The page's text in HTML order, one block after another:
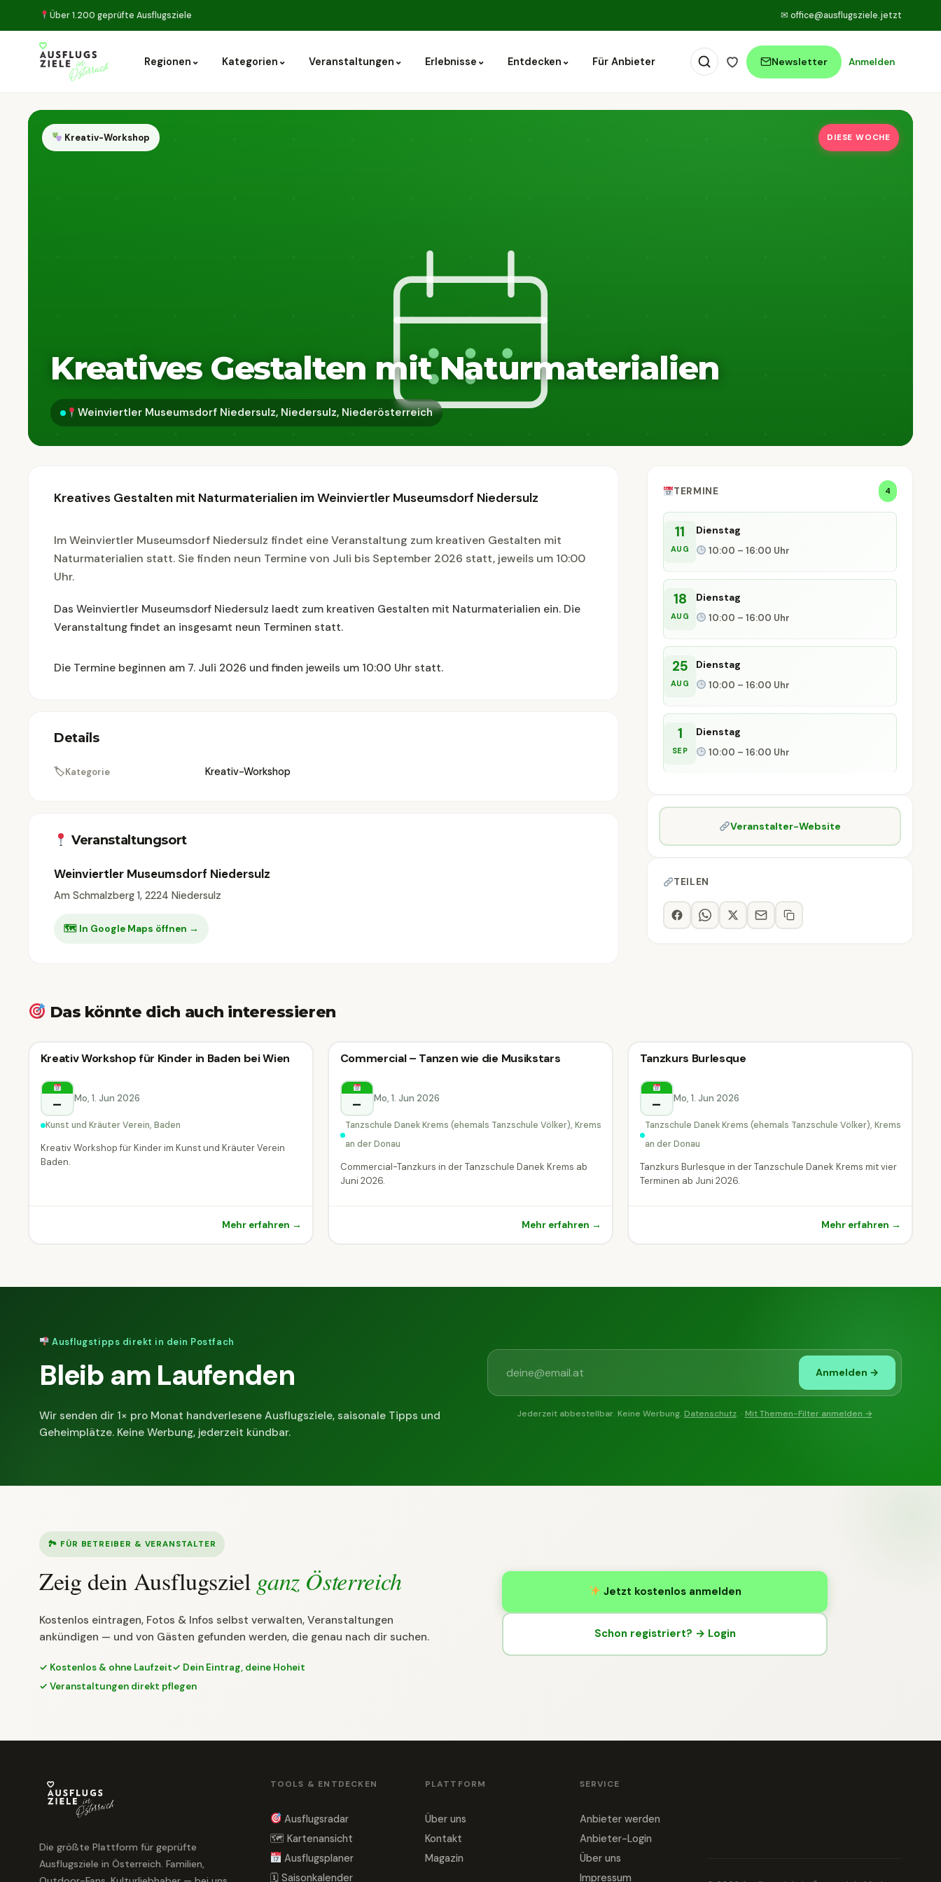
Über 1.200 geprüfte Ausflugsziele ✉ office@ausflugsziele.jetzt
Regionen ⌄ Kategorien ⌄ Veranstaltungen ⌄ Erlebnisse ⌄ Entdecken ⌄ Für Anbieter Newsletter Anmelden
Kreativ-Workshop DIESE WOCHE
Kreatives Gestalten mit Naturmaterialien
Weinviertler Museumsdorf Niedersulz, Niedersulz, Niederösterreich
Kreatives Gestalten mit Naturmaterialien im Weinviertler Museumsdorf Niedersulz
Im Weinviertler Museumsdorf Niedersulz findet eine Veranstaltung zum kreativen Gestalten mit
Naturmaterialien statt. Sie finden neun Termine von Juli bis September 2026 statt, jeweils um 10:00
Uhr.
Das Weinviertler Museumsdorf Niedersulz laedt zum kreativen Gestalten mit Naturmaterialien ein. Die
Veranstaltung findet an insgesamt neun Terminen statt.
Die Termine beginnen am 7. Juli 2026 und finden jeweils um 10:00 Uhr statt.
Details
🏷Kategorie Kreativ-Workshop
Veranstaltungsort
Weinviertler Museumsdorf Niedersulz
Am Schmalzberg 1, 2224 Niedersulz
🗺 In Google Maps öffnen →
TERMINE 4
11
AUG
Dienstag
10:00 – 16:00 Uhr
18
AUG
Dienstag
10:00 – 16:00 Uhr
25
AUG
Dienstag
10:00 – 16:00 Uhr
1
SEP
Dienstag
10:00 – 16:00 Uhr
Veranstalter-Website
TEILEN
Das könnte dich auch interessieren
Kreativ-Workshop
Baden
Kreativ-Workshop
Kreativ Workshop für Kinder in Baden bei Wien
– Mo, 1. Jun 2026
Kunst und Kräuter Verein, Baden
Kreativ Workshop für Kinder im Kunst und Kräuter Verein
Baden.
Mehr erfahren →
Kreativ-Workshop
Krems an der Donau
Kreativ-Workshop
Commercial – Tanzen wie die Musikstars
– Mo, 1. Jun 2026
Tanzschule Danek Krems (ehemals Tanzschule Völker), Krems
an der Donau
Commercial-Tanzkurs in der Tanzschule Danek Krems ab
Juni 2026.
Mehr erfahren →
Kreativ-Workshop
Krems an der Donau
Kreativ-Workshop
Tanzkurs Burlesque
– Mo, 1. Jun 2026
Tanzschule Danek Krems (ehemals Tanzschule Völker), Krems
an der Donau
Tanzkurs Burlesque in der Tanzschule Danek Krems mit vier
Terminen ab Juni 2026.
Mehr erfahren →
Ausflugstipps direkt in dein Postfach
Bleib am Laufenden
Wir senden dir 1× pro Monat handverlesene Ausflugsziele, saisonale Tipps und
Geheimplätze. Keine Werbung, jederzeit kündbar.
Anmelden →
Jederzeit abbestellbar. Keine Werbung. Datenschutz. · Mit Themen-Filter anmelden →
🏞 FÜR BETREIBER & VERANSTALTER
Zeig dein Ausflugsziel ganz Österreich
Kostenlos eintragen, Fotos & Infos selbst verwalten, Veranstaltungen
ankündigen — und von Gästen gefunden werden, die genau nach dir suchen.
✓ Kostenlos & ohne Laufzeit✓ Dein Eintrag, deine Hoheit
✓ Veranstaltungen direkt pflegen
Jetzt kostenlos anmelden
Schon registriert? → Login
Die größte Plattform für geprüfte
Ausflugsziele in Österreich. Familien,
TOOLS & ENTDECKEN
Ausflugsradar
🗺 Kartenansicht
Ausflugsplaner
🗓 Saisonkalender
PLATTFORM
Über uns
Kontakt
Magazin
SERVICE
Anbieter werden
Anbieter-Login
Über uns
Impressum